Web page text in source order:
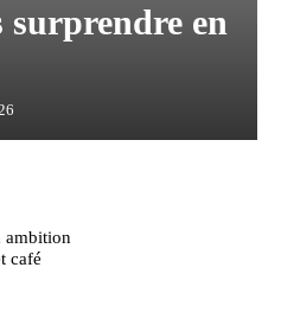
en
ambition
café